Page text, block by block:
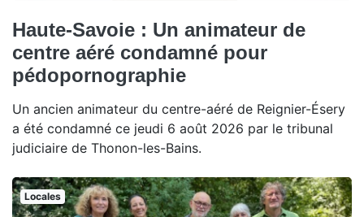
Haute-Savoie : Un animateur de
centre aéré condamné pour
pédopornographie
Un ancien animateur du centre-aéré de Reignier-Ésery
a été condamné ce jeudi 6 août 2026 par le tribunal
judiciaire de Thonon-les-Bains.
Locales